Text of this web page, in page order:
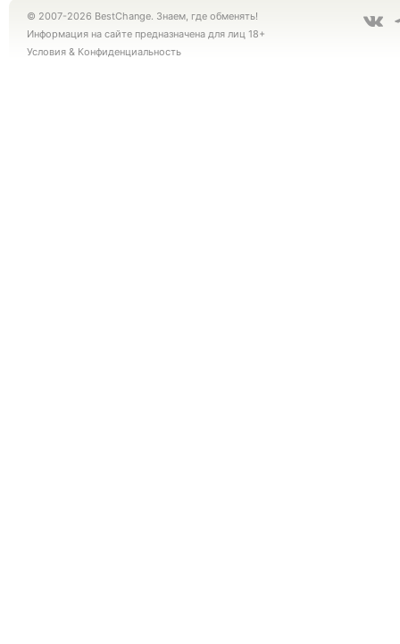
© 2007-2026 BestChange. Знаем, где обменять!
Информация на сайте предназначена для лиц 18+
Условия & Конфиденциальность